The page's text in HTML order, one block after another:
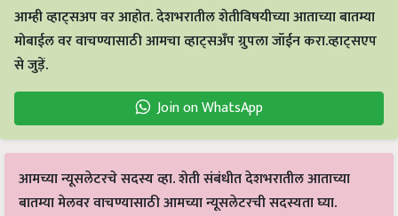
आम्ही व्हाट्सअप वर आहोत. देशभरातील शेतीविषयीच्या आताच्या बातम्या
मोबाईल वर वाचण्यासाठी आमचा व्हाट्सअँप ग्रुपला जॉईन करा.व्हाट्सएप
से जुड़ें.
Join on WhatsApp
आमच्या न्यूसलेटरचे सदस्य व्हा. शेती संबंधीत देशभरातील आताच्या
बातम्या मेलवर वाचण्यासाठी आमच्या न्यूसलेटरची सदस्यता घ्या.